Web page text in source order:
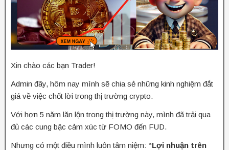
Xin chào các bạn Trader!
Admin đây, hôm nay mình sẽ chia sẻ những kinh nghiệm đắt
giá về việc chốt lời trong thị trường crypto.
Với hơn 5 năm lăn lộn trong thị trường này, mình đã trải qua
đủ các cung bậc cảm xúc từ FOMO đến FUD.
Nhưng có một điều mình luôn tâm niệm: “Lợi nhuận trên